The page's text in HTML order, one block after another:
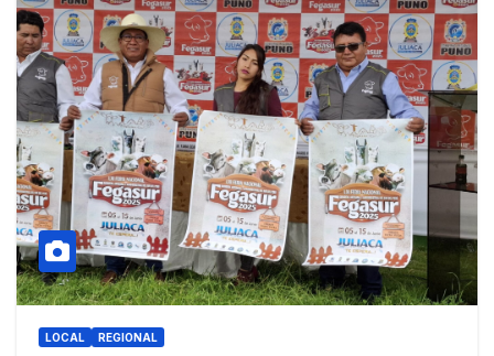
LOCAL REGIONAL